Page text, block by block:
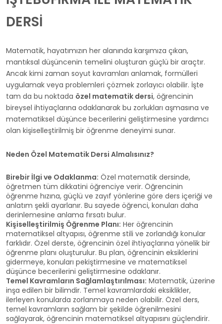
DERSİ
Matematik, hayatımızın her alanında karşımıza çıkan,
mantıksal düşüncenin temelini oluşturan güçlü bir araçtır.
Ancak kimi zaman soyut kavramları anlamak, formülleri
uygulamak veya problemleri çözmek zorlayıcı olabilir. İşte
tam da bu noktada özel matematik dersi, öğrencinin
bireysel ihtiyaçlarına odaklanarak bu zorlukları aşmasına ve
matematiksel düşünce becerilerini geliştirmesine yardımcı
olan kişiselleştirilmiş bir öğrenme deneyimi sunar.
Neden Özel Matematik Dersi Almalısınız?
Birebir İlgi ve Odaklanma: Özel matematik dersinde,
öğretmen tüm dikkatini öğrenciye verir. Öğrencinin
öğrenme hızına, güçlü ve zayıf yönlerine göre ders içeriği ve
anlatım şekli ayarlanır. Bu sayede öğrenci, konuları daha
derinlemesine anlama fırsatı bulur.
Kişiselleştirilmiş Öğrenme Planı: Her öğrencinin
matematiksel altyapısı, öğrenme stili ve zorlandığı konular
farklıdır. Özel derste, öğrencinin özel ihtiyaçlarına yönelik bir
öğrenme planı oluşturulur. Bu plan, öğrencinin eksiklerini
gidermeye, konuları pekiştirmesine ve matematiksel
düşünce becerilerini geliştirmesine odaklanır.
Temel Kavramların Sağlamlaştırılması: Matematik, üzerine
inşa edilen bir bilimdir. Temel kavramlardaki eksiklikler,
ilerleyen konularda zorlanmaya neden olabilir. Özel ders,
temel kavramların sağlam bir şekilde öğrenilmesini
sağlayarak, öğrencinin matematiksel altyapısını güçlendirir.